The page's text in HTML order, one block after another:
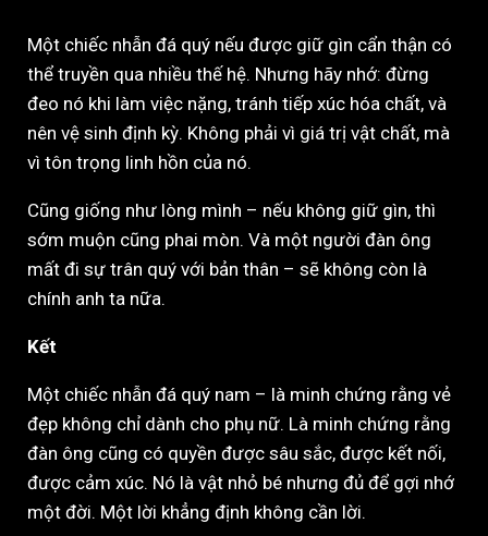
Một chiếc nhẫn đá quý nếu được giữ gìn cẩn thận có
thể truyền qua nhiều thế hệ. Nhưng hãy nhớ: đừng
đeo nó khi làm việc nặng, tránh tiếp xúc hóa chất, và
nên vệ sinh định kỳ. Không phải vì giá trị vật chất, mà
vì tôn trọng linh hồn của nó.
Cũng giống như lòng mình – nếu không giữ gìn, thì
sớm muộn cũng phai mòn. Và một người đàn ông
mất đi sự trân quý với bản thân – sẽ không còn là
chính anh ta nữa.
Kết
Một chiếc nhẫn đá quý nam – là minh chứng rằng vẻ
đẹp không chỉ dành cho phụ nữ. Là minh chứng rằng
đàn ông cũng có quyền được sâu sắc, được kết nối,
được cảm xúc. Nó là vật nhỏ bé nhưng đủ để gợi nhớ
một đời. Một lời khẳng định không cần lời.